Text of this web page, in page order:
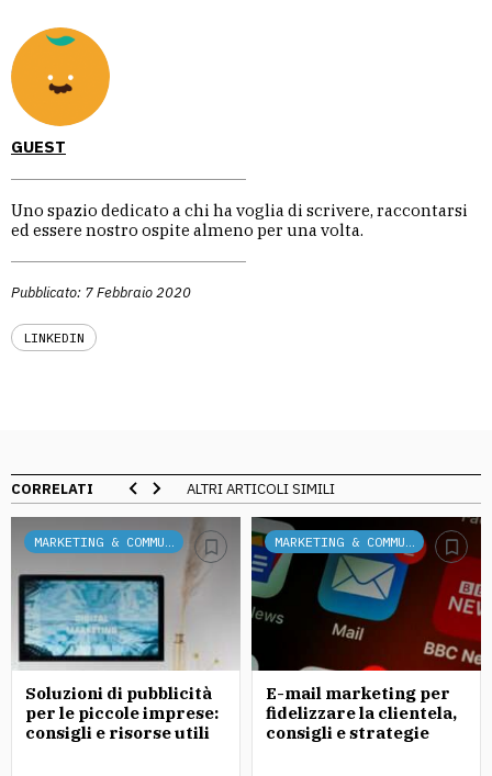
GUEST
Uno spazio dedicato a chi ha voglia di scrivere, raccontarsi
ed essere nostro ospite almeno per una volta.
Pubblicato: 7 Febbraio 2020
LINKEDIN
CORRELATI ALTRI ARTICOLI SIMILI
Soluzioni di pubblicità
per le piccole imprese:
consigli e risorse utili
E-mail marketing per
fidelizzare la clientela,
consigli e strategie